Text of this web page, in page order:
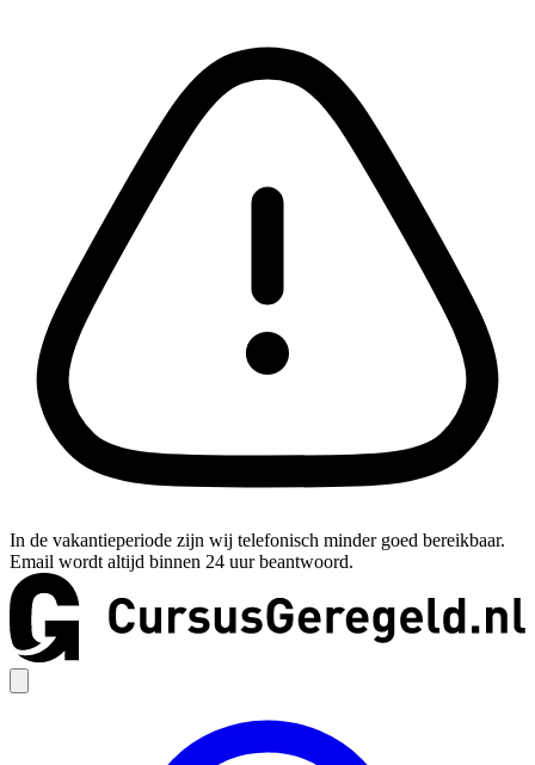
In de vakantieperiode zijn wij telefonisch minder goed bereikbaar.
Email wordt altijd binnen 24 uur beantwoord.